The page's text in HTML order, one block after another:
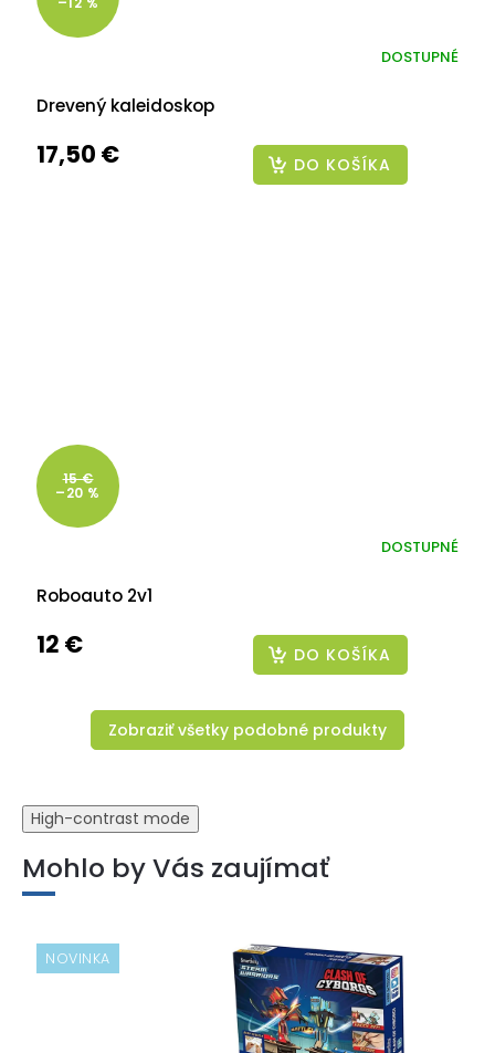
Drevený kaleidoskop
DOSTUPNÉ
17,50 € DO KOŠÍKA
15 €
–20 %
Roboauto 2v1
DOSTUPNÉ
12 € DO KOŠÍKA
Zobraziť všetky podobné produkty
High-contrast mode
Mohlo by Vás zaujímať
NOVINKA